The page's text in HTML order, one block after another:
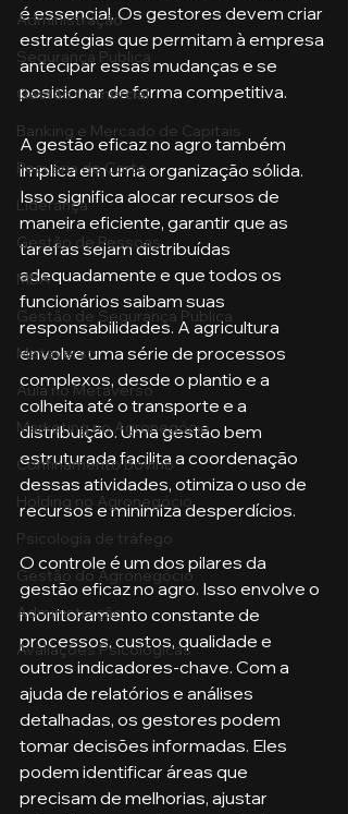
Administração
Segurança Publica
Gestão Comercial
Banking e Mercado de Capitais
Pecuária de Corte
Liderança
Gestão de Pessoas
MBA
Gestão de Segurança Publica
Metaverso
Aula no Metaverso
Marketing no Agronegócio
Confinamento Bovino
Holding no Agronegócio
Psicologia de tráfego
Gestão do Agronegócio
Administração
Avaliações Psicológicas
é essencial. Os gestores devem criar
estratégias que permitam à empresa
antecipar essas mudanças e se
posicionar de forma competitiva.
A gestão eficaz no agro também
implica em uma organização sólida.
Isso significa alocar recursos de
maneira eficiente, garantir que as
tarefas sejam distribuídas
adequadamente e que todos os
funcionários saibam suas
responsabilidades. A agricultura
envolve uma série de processos
complexos, desde o plantio e a
colheita até o transporte e a
distribuição. Uma gestão bem
estruturada facilita a coordenação
dessas atividades, otimiza o uso de
recursos e minimiza desperdícios.
O controle é um dos pilares da
gestão eficaz no agro. Isso envolve o
monitoramento constante de
processos, custos, qualidade e
outros indicadores-chave. Com a
ajuda de relatórios e análises
detalhadas, os gestores podem
tomar decisões informadas. Eles
podem identificar áreas que
precisam de melhorias, ajustar